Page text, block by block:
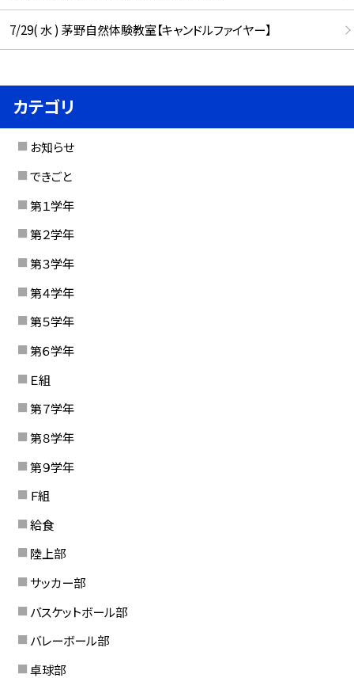
7/29( 水 ) 茅野自然体験教室【キャンドルファイヤー】
カテゴリ
お知らせ
できごと
第１学年
第２学年
第３学年
第４学年
第５学年
第６学年
Ｅ組
第７学年
第８学年
第９学年
Ｆ組
給食
陸上部
サッカー部
バスケットボール部
バレーボール部
卓球部